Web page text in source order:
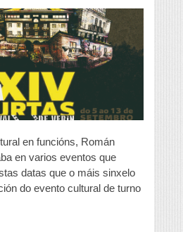
aposta
do
FIC
pola
cultura
en funcións, Román
en varios eventos que
datas que o máis sinxelo
do evento cultural de turno